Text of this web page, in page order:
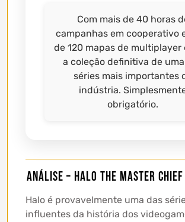
Com mais de 40 horas
campanhas em cooperativo
de 120 mapas de multiplayer
a coleção definitiva de
séries mais importantes
indústria.
obrigatório.
Análise – Halo The Master
Halo é provavelmente uma das
influentes da história dos